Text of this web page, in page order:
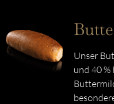
Unser
und 40 %